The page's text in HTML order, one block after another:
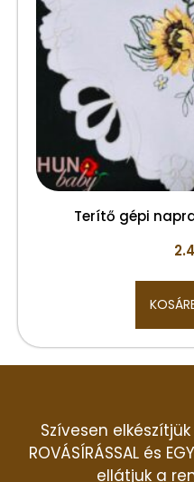
Terítő gépi
Szívesen
ROVÁSÍRÁSSAL és
ellátjuk a